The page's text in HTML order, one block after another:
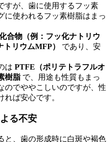
すが、歯に使用するフッ素
に使われるフッ素樹脂はまっ
合物（例：フッ化ナトリウ
リウムMFP）
であり、安
は PTFE（ポリテトラフルオ
樹脂 で、用途も性質もまっ
のでややこしいのですが、性
ば安心です。
る不安
と、歯の形成時に白斑や褐色